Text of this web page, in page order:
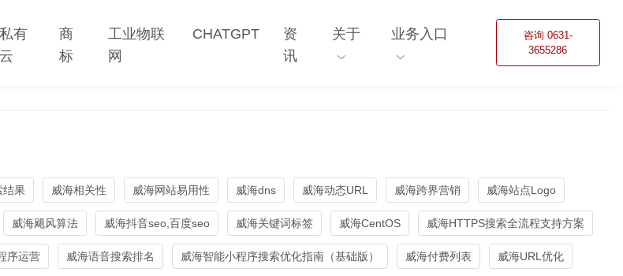
私有
云
商
标
工业物联
网
CHATGPT
资
讯
关于 业务入口
咨询 0631-
3655286
结果 威海相关性 威海网站易用性 威海dns 威海动态URL 威海跨界营销 威海站点Logo
威海飓风算法 威海抖音seo,百度seo 威海关键词标签 威海CentOS 威海HTTPS搜索全流程支持方案
序运营 威海语音搜索排名 威海智能小程序搜索优化指南（基础版） 威海付费列表 威海URL优化